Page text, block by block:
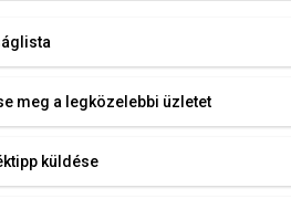
meg a legközelebbi üzletet
küldése